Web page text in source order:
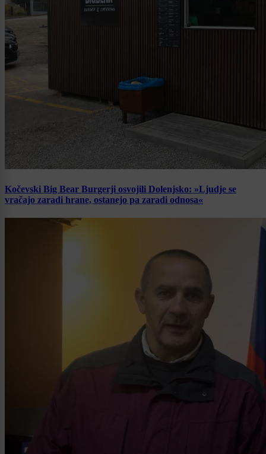
Kočevski Big Bear Burgerji osvojili Dolenjsko: »Ljudje se
vračajo zaradi hrane, ostanejo pa zaradi odnosa«